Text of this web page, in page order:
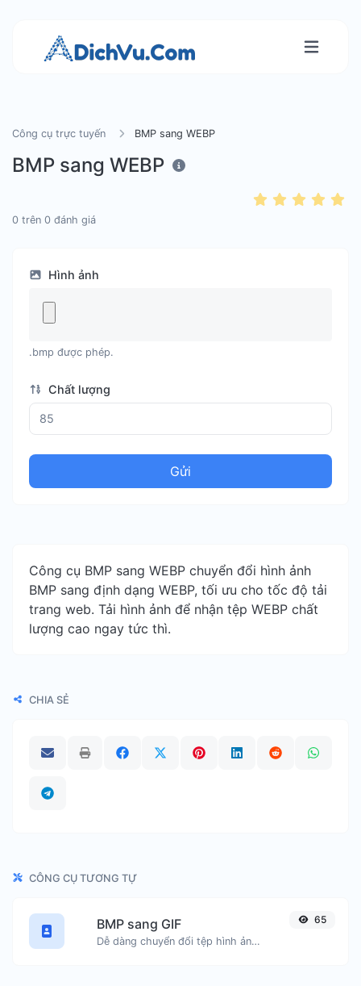
Công cụ trực tuyến BMP sang WEBP
BMP sang WEBP
0 trên 0 đánh giá
Hình ảnh
.bmp được phép.
Chất lượng
Gửi
Công cụ BMP sang WEBP chuyển đổi hình ảnh
BMP sang định dạng WEBP, tối ưu cho tốc độ tải
trang web. Tải hình ảnh để nhận tệp WEBP chất
lượng cao ngay tức thì.
CHIA SẺ
CÔNG CỤ TƯƠNG TỰ
BMP sang GIF
Dễ dàng chuyển đổi tệp hình ảnh BMP sang GIF.
65